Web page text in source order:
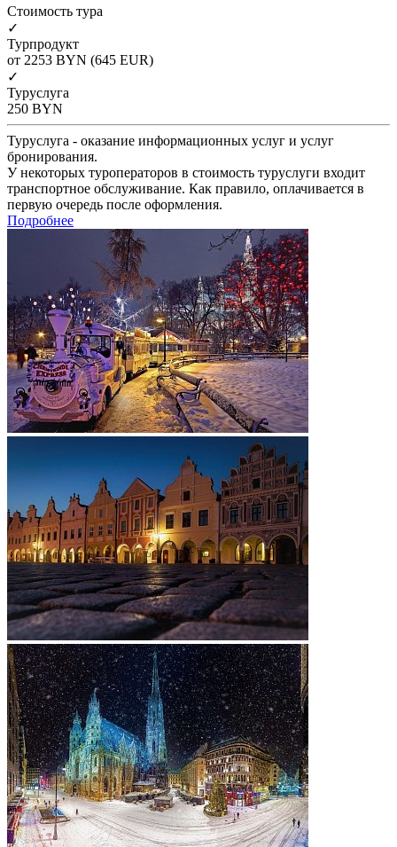
Cтоимость тура
✓
Турпродукт
от 2253 BYN (645 EUR)
✓
Туруслуга
250 BYN
Туруслуга - оказание информационных услуг и услуг
бронирования.
У некоторых туроператоров в стоимость туруслуги входит
транспортное обслуживание. Как правило, оплачивается в
первую очередь после оформления.
Подробнее